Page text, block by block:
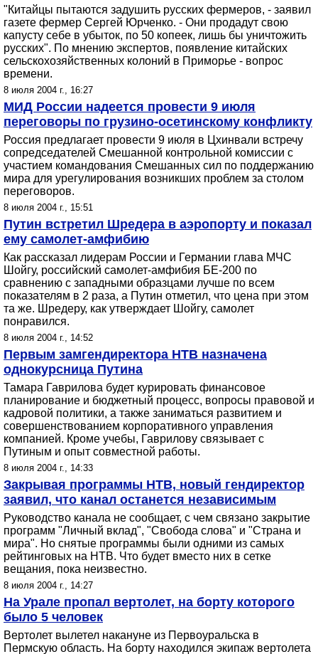
"Китайцы пытаются задушить русских фермеров, - заявил
газете фермер Сергей Юрченко. - Они продадут свою
капусту себе в убыток, по 50 копеек, лишь бы уничтожить
русских". По мнению экспертов, появление китайских
сельскохозяйственных колоний в Приморье - вопрос
времени.
8 июля 2004 г., 16:27
МИД России надеется провести 9 июля
переговоры по грузино-осетинскому конфликту
Россия предлагает провести 9 июля в Цхинвали встречу
сопредседателей Cмешанной контрольной комиссии с
участием командования Смешанных сил по поддержанию
мира для урегулирования возникших проблем за столом
переговоров.
8 июля 2004 г., 15:51
Путин встретил Шредера в аэропорту и показал
ему самолет-амфибию
Как рассказал лидерам России и Германии глава МЧС
Шойгу, российский самолет-амфибия БЕ-200 по
сравнению с западными образцами лучше по всем
показателям в 2 раза, а Путин отметил, что цена при этом
та же. Шредеру, как утверждает Шойгу, самолет
понравился.
8 июля 2004 г., 14:52
Первым замгендиректора НТВ назначена
однокурсница Путина
Тамара Гаврилова будет курировать финансовое
планирование и бюджетный процесс, вопросы правовой и
кадровой политики, а также заниматься развитием и
совершенствованием корпоративного управления
компанией. Кроме учебы, Гаврилову связывает с
Путиным и опыт совместной работы.
8 июля 2004 г., 14:33
Закрывая программы НТВ, новый гендиректор
заявил, что канал останется независимым
Руководство канала не сообщает, с чем связано закрытие
программ "Личный вклад", "Свобода слова" и "Страна и
мира". Но снятые программы были одними из самых
рейтинговых на НТВ. Что будет вместо них в сетке
вещания, пока неизвестно.
8 июля 2004 г., 14:27
На Урале пропал вертолет, на борту которого
было 5 человек
Вертолет вылетел накануне из Первоуральска в
Пермскую область. На борту находился экипаж вертолета